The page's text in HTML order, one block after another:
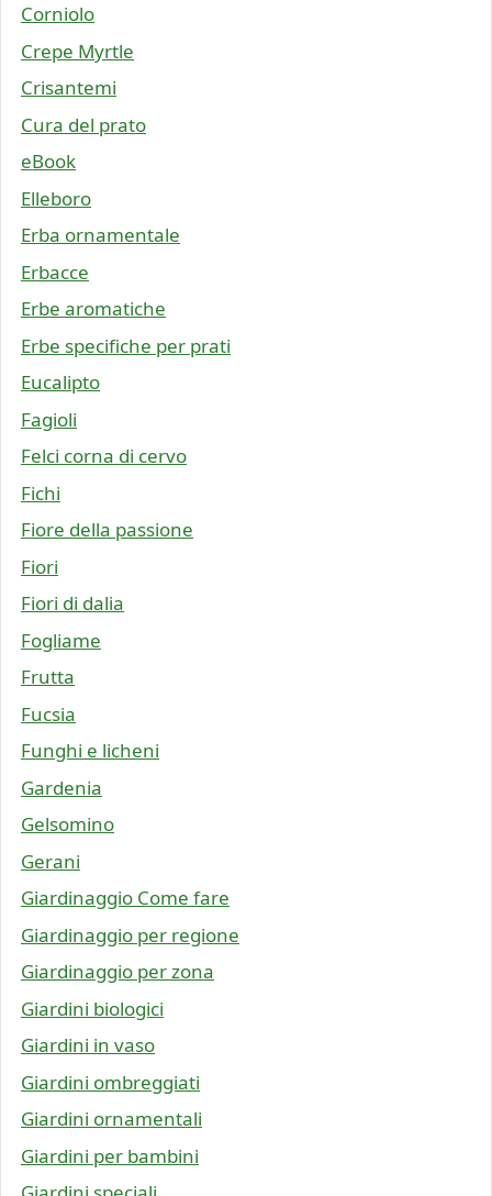
Corniolo
Crepe Myrtle
Crisantemi
Cura del prato
eBook
Elleboro
Erba ornamentale
Erbacce
Erbe aromatiche
Erbe specifiche per prati
Eucalipto
Fagioli
Felci corna di cervo
Fichi
Fiore della passione
Fiori
Fiori di dalia
Fogliame
Frutta
Fucsia
Funghi e licheni
Gardenia
Gelsomino
Gerani
Giardinaggio Come fare
Giardinaggio per regione
Giardinaggio per zona
Giardini biologici
Giardini in vaso
Giardini ombreggiati
Giardini ornamentali
Giardini per bambini